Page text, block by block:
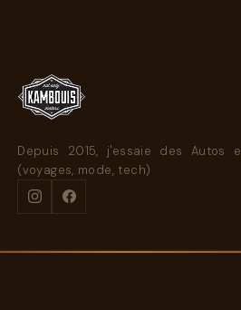
Depuis 2015, j'essaie des Autos
(voyages, mode, tech)